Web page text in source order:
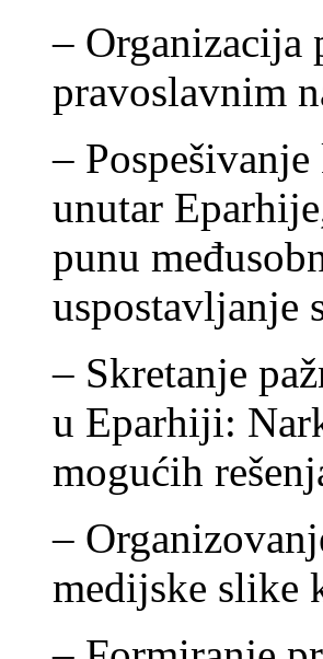
– Organizacija
pravoslavnim
–
unutar
punu
uspostavljanje
– Skretanje
u Eparhiji:
mogućih
–
medijske slike